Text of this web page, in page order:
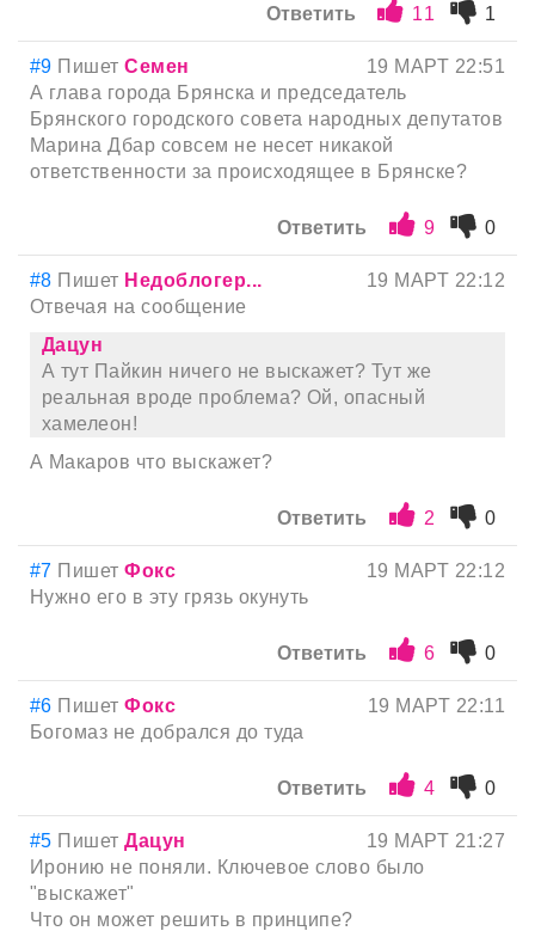
Ответить 11 1
#9 ПишетСемен
19 МАРТ 22:51
А глава города Брянска и председатель
Брянского городского совета народных депутатов
Марина Дбар совсем не несет никакой
ответственности за происходящее в Брянске?
Ответить 9 0
#8 Пишет Недоблогер...
19 МАРТ 22:12
Отвечая на сообщение
Дацун
А тут Пайкин ничего не выскажет? Тут же
реальная вроде проблема? Ой, опасный
хамелеон!
А Макаров что выскажет?
Ответить 2 0
#7 ПишетФокс
19 МАРТ 22:12
Нужно его в эту грязь окунуть
Ответить 6 0
#6 ПишетФокс
19 МАРТ 22:11
Богомаз не добрался до туда
Ответить 4 0
#5 ПишетДацун
19 МАРТ 21:27
Иронию не поняли. Ключевое слово было
"выскажет"
Что он может решить в принципе?